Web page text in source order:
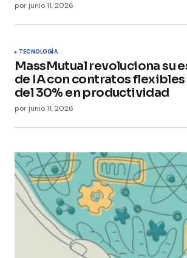
por junio 11, 2026
TECNOLOGÍA
MassMutual revoluciona su
de IA con contratos
del 30% en productividad
por junio 11, 2026